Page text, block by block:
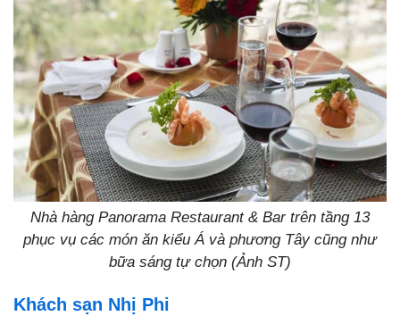
Nhà hàng Panorama Restaurant & Bar trên tầng 13
phục vụ các món ăn kiểu Á và phương Tây cũng như
bữa sáng tự chọn (Ảnh ST)
Khách sạn Nhị Phi